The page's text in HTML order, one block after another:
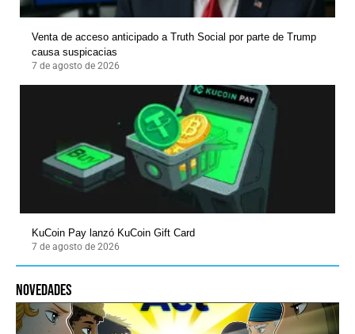
Venta de acceso anticipado a Truth Social por parte de Trump
causa suspicacias
7 de agosto de 2026
KuCoin Pay lanzó KuCoin Gift Card
7 de agosto de 2026
novedades